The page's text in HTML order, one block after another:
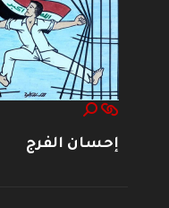
إحسان الفرج